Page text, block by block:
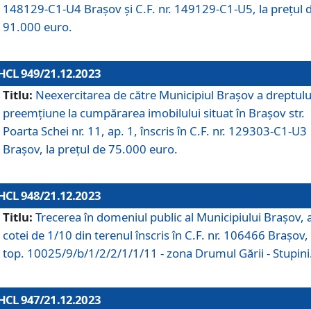
148129-C1-U4 Brașov și C.F. nr. 149129-C1-U5, la prețul
91.000 euro.
949/21.12.2023
Titlu: Neexercitarea de către Municipiul Brașov a
preemțiune la cumpărarea imobilului situat în Brașov str.
Poarta Schei nr. 11, ap. 1, înscris în C.F. nr. 129303-C1-U3
Brașov, la prețul de 75.000 euro.
948/21.12.2023
Titlu: Trecerea în domeniul public al Municipiului Braşov,
cotei de 1/10 din terenul înscris în C.F. nr. 106466 Brașov,
top. 10025/9/b/1/2/2/1/1/11 - zona Drumul Gării -
947/21.12.2023